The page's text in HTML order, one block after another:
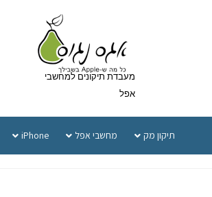
מעבדת תיקונים למחשבי
אפל
תיקון מק מחשבי אפל iPhone